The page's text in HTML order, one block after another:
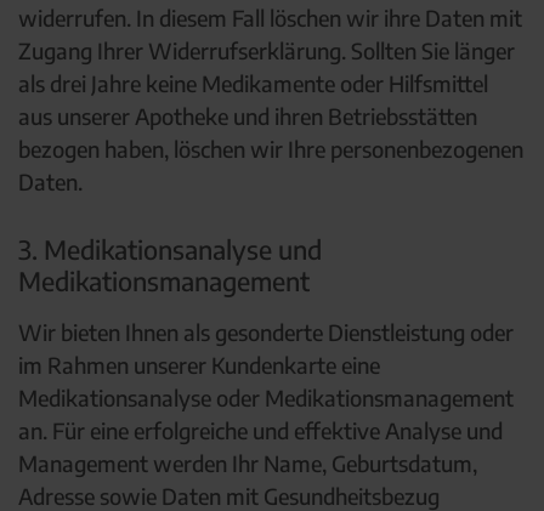
widerrufen. In diesem Fall löschen wir ihre Daten mit
Zugang Ihrer Widerrufserklärung. Sollten Sie länger
als drei Jahre keine Medikamente oder Hilfsmittel
aus unserer Apotheke und ihren Betriebsstätten
bezogen haben, löschen wir Ihre personenbezogenen
Daten.
3. Medikationsanalyse und
Medikationsmanagement
Wir bieten Ihnen als gesonderte Dienstleistung oder
im Rahmen unserer Kundenkarte eine
Medikationsanalyse oder Medikationsmanagement
an. Für eine erfolgreiche und effektive Analyse und
Management werden Ihr Name, Geburtsdatum,
Adresse sowie Daten mit Gesundheitsbezug